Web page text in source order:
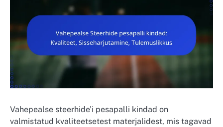
Vahepealse steerhide’i pesapalli kindad on
valmistatud kvaliteetsetest materjalidest, mis tagavad